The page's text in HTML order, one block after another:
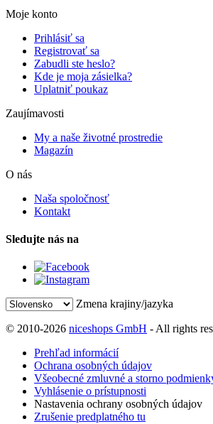
Moje konto
Prihlásiť sa
Registrovať sa
Zabudli ste heslo?
Kde je moja zásielka?
Uplatniť poukaz
Zaujímavosti
My a naše životné prostredie
Magazín
O nás
Naša spoločnosť
Kontakt
Sledujte nás na
Zmena krajiny/jazyka
© 2010-2026 niceshops GmbH - All rights
Prehľad informácií
Ochrana osobných údajov
Všeobecné zmluvné a storno
Vyhlásenie o prístupnosti
Nastavenia ochrany osobných údajov
Zrušenie predplatného tu